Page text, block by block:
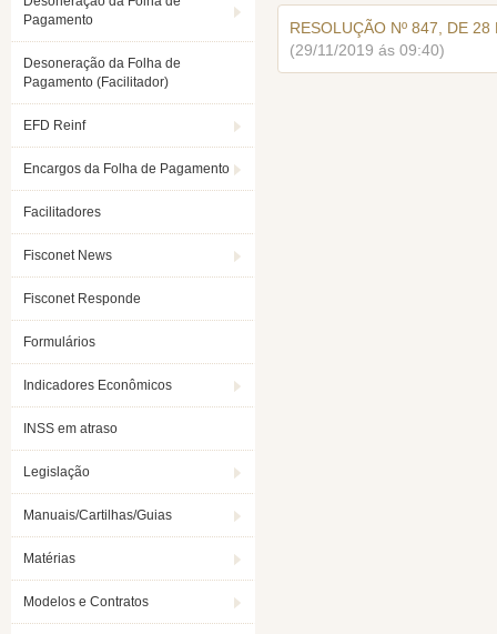
Pagamento
Desoneração da Folha de
Pagamento (Facilitador)
EFD Reinf
Encargos da Folha de Pagamento
Facilitadores
Fisconet News
Fisconet Responde
Formulários
Indicadores Econômicos
INSS em atraso
Legislação
Manuais/Cartilhas/Guias
Matérias
Modelos e Contratos
RESOLUÇÃO Nº 847, DE
(29/11/2019 ás 09:40)